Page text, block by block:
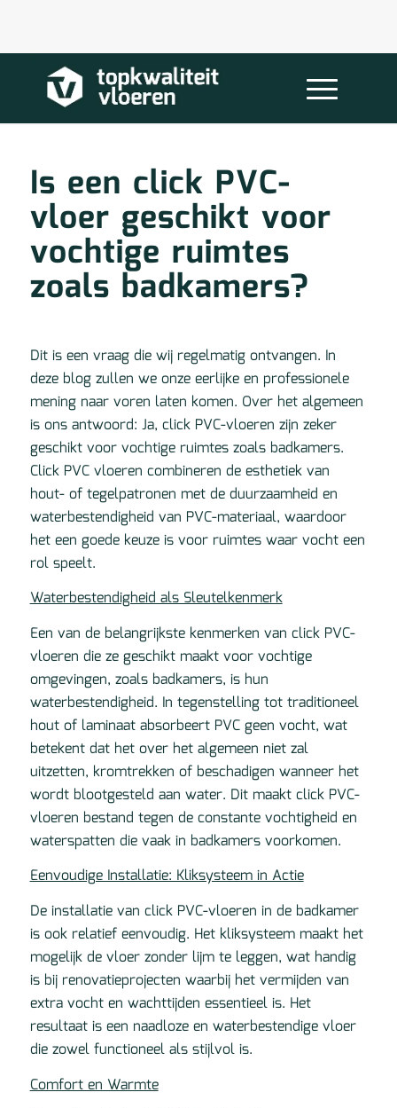
Is een click PVC-
vloer geschikt voor
vochtige ruimtes
zoals badkamers?
Dit is een vraag die wij regelmatig ontvangen. In
deze blog zullen we onze eerlijke en professionele
mening naar voren laten komen. Over het algemeen
is ons antwoord: Ja, click PVC-vloeren zijn zeker
geschikt voor vochtige ruimtes zoals badkamers.
Click PVC vloeren combineren de esthetiek van
hout- of tegelpatronen met de duurzaamheid en
waterbestendigheid van PVC-materiaal, waardoor
het een goede keuze is voor ruimtes waar vocht een
rol speelt.
Waterbestendigheid als Sleutelkenmerk
Een van de belangrijkste kenmerken van click PVC-
vloeren die ze geschikt maakt voor vochtige
omgevingen, zoals badkamers, is hun
waterbestendigheid. In tegenstelling tot traditioneel
hout of laminaat absorbeert PVC geen vocht, wat
betekent dat het over het algemeen niet zal
uitzetten, kromtrekken of beschadigen wanneer het
wordt blootgesteld aan water. Dit maakt click PVC-
vloeren bestand tegen de constante vochtigheid en
waterspatten die vaak in badkamers voorkomen.
Eenvoudige Installatie: Kliksysteem in Actie
De installatie van click PVC-vloeren in de badkamer
is ook relatief eenvoudig. Het kliksysteem maakt het
mogelijk de vloer zonder lijm te leggen, wat handig
is bij renovatieprojecten waarbij het vermijden van
extra vocht en wachttijden essentieel is. Het
resultaat is een naadloze en waterbestendige vloer
die zowel functioneel als stijlvol is.
Comfort en Warmte